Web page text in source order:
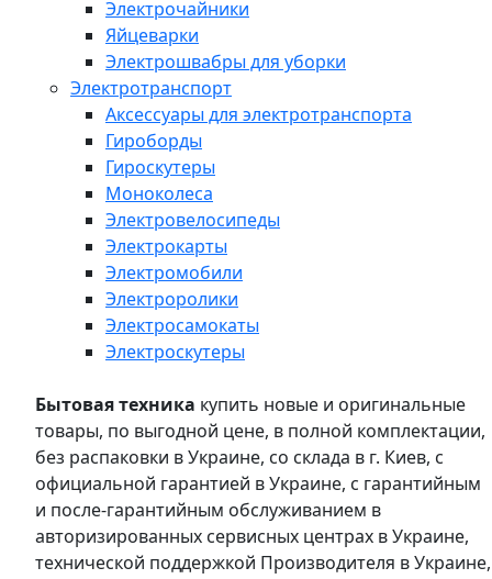
Электрочайники
Яйцеварки
Электрошвабры для уборки
Электротранспорт
Аксессуары для электротранспорта
Гироборды
Гироскутеры
Моноколеса
Электровелосипеды
Электрокарты
Электромобили
Электроролики
Электросамокаты
Электроскутеры
Бытовая техника купить новые и оригинальные
товары, по выгодной цене, в полной комплектации,
без распаковки в Украине, со склада в г. Киев, с
официальной гарантией в Украине, с гарантийным
и после-гарантийным обслуживанием в
авторизированных сервисных центрах в Украине,
технической поддержкой Производителя в Украине,